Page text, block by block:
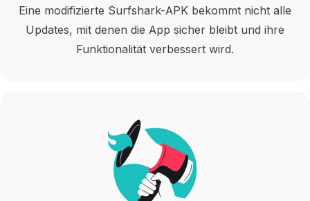
Eine modifizierte Surfshark-APK bekommt nicht alle
Updates, mit denen die App sicher bleibt und ihre
Funktionalität verbessert wird.